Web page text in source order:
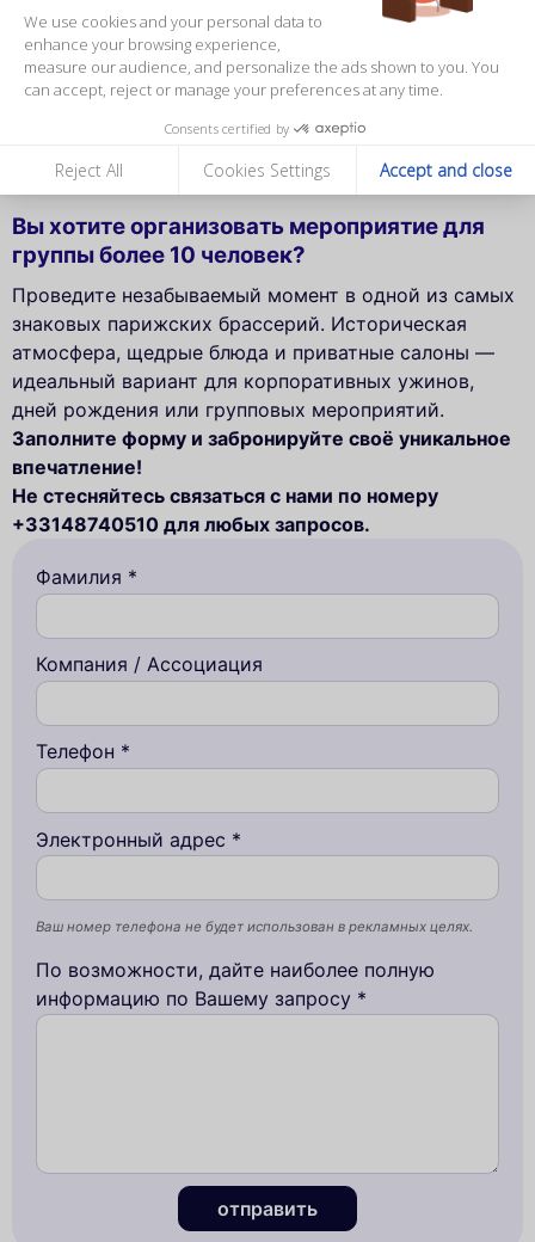
We use cookies and your personal data to
enhance your browsing experience,
measure our audience, and personalize the ads shown to you. You
can accept, reject or manage your preferences at any time.
Consents certified by
Reject All Cookies Settings Accept and close
его самых прекрасных декоров.
Вы хотите организовать мероприятие для
группы более 10 человек?
Проведите незабываемый момент в одной из самых
знаковых парижских брассерий. Историческая
атмосфера, щедрые блюда и приватные салоны —
идеальный вариант для корпоративных ужинов,
дней рождения или групповых мероприятий.
Заполните форму и забронируйте своё уникальное
впечатление!
Не стесняйтесь связаться с нами по номеру
+33148740510 для любых запросов.
Фамилия *
Компания / Ассоциация
Телефон *
Электронный адрес *
Ваш номер телефона не будет использован в рекламных целях.
По возможности, дайте наиболее полную
информацию по Вашему запросу *
отправить